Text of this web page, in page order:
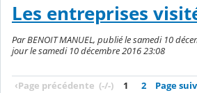
Les entreprises
Par BENOIT MANUEL, publié le samedi 10
jour le samedi 10 décembre 2016 23:08
‹Page précédente (-/-) 1 2 Page